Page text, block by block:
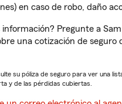
en caso de robo, daño
información? Pregunte a
una cotización de seguro
su póliza de seguro para ver una
y de las pérdidas cubiertas.